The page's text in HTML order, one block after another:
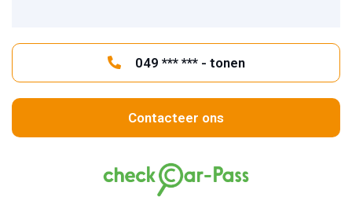
049 *** *** - tonen
Contacteer ons